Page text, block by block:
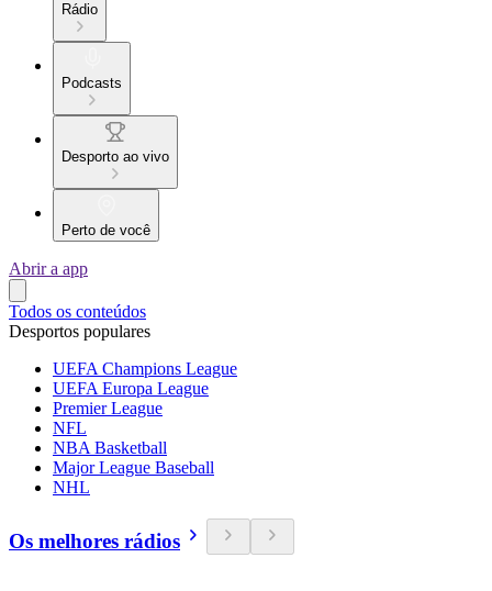
Rádio
Podcasts
Desporto ao vivo
Perto de você
Abrir a app
Todos os conteúdos
Desportos populares
UEFA Champions League
UEFA Europa League
Premier League
NFL
NBA Basketball
Major League Baseball
NHL
Os melhores rádios